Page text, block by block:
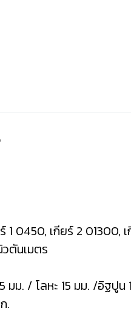
1 0450, เกียร์ 2 01300,
ตันเมตร
มม. / โลหะ 15 มม. /อิฐปูน
.